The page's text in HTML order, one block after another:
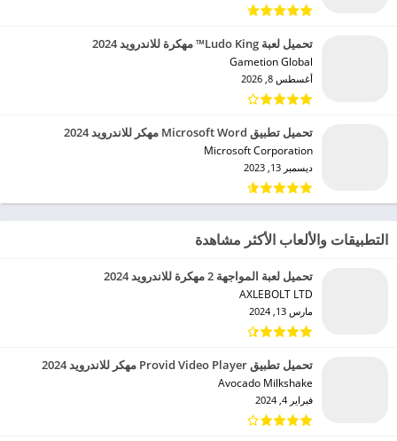
تحميل لعبة Ludo King™ مهكرة للاندرويد 2024
Gametion Global‏
أغسطس 8, 2026
تحميل تطبيق Microsoft Word مهكر للاندرويد 2024
Microsoft Corporation‏
ديسمبر 13, 2023
التطبيقات والألعاب الأكثر مشاهدة
تحميل لعبة المواجهة 2 مهكرة للاندرويد 2024
AXLEBOLT LTD‏
مارس 13, 2024
تحميل تطبيق Provid Video Player مهكر للاندرويد 2024
Avocado Milkshake‏
فبراير 4, 2024